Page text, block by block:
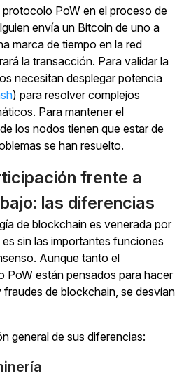
protocolo PoW en el proceso de
envía un Bitcoin de uno a
marca de tiempo en la red
la transacción. Para validar la
necesitan desplegar potencia
) para resolver complejos
Para mantener el
los nodos tienen que estar de
se han resuelto.
frente a
las diferencias
de blockchain es venerada por
sin las importantes funciones
Aunque tanto el
PoW están pensados para hacer
de blockchain, se desvían
general de sus diferencias: